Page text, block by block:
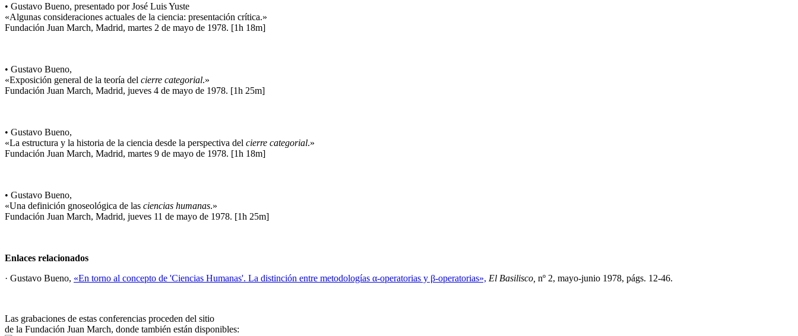
• Gustavo Bueno, presentado por José Luis Yuste
«Algunas consideraciones actuales de la ciencia: presentación crítica.»
Fundación Juan March, Madrid, martes 2 de mayo de 1978. [1h 18m]
• Gustavo Bueno,
«Exposición general de la teoría del cierre categorial.»
Fundación Juan March, Madrid, jueves 4 de mayo de 1978. [1h 25m]
• Gustavo Bueno,
«La estructura y la historia de la ciencia desde la perspectiva del cierre categorial.»
Fundación Juan March, Madrid, martes 9 de mayo de 1978. [1h 18m]
• Gustavo Bueno,
«Una definición gnoseológica de las ciencias humanas.»
Fundación Juan March, Madrid, jueves 11 de mayo de 1978. [1h 25m]
Enlaces relacionados
· Gustavo Bueno, «En torno al concepto de 'Ciencias Humanas'. La distinción entre metodologías α-operatorias y β-operatorias», El Basilisco, nº 2, mayo-junio 1978, págs. 12-46.
Las grabaciones de estas conferencias proceden del sitio
de la Fundación Juan March, donde también están disponibles: